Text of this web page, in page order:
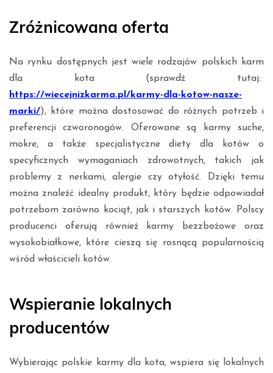
Zróżnicowana oferta
Na rynku dostępnych jest wiele rodzajów polskich karm
dla kota (sprawdź tutaj:
https://wiecejnizkarma.pl/karmy-dla-kotow-nasze-
marki/), które można dostosować do różnych potrzeb i
preferencji czworonogów. Oferowane są karmy suche,
mokre, a także specjalistyczne diety dla kotów o
specyficznych wymaganiach zdrowotnych, takich jak
problemy z nerkami, alergie czy otyłość. Dzięki temu
można znaleźć idealny produkt, który będzie odpowiadał
potrzebom zarówno kociąt, jak i starszych kotów. Polscy
producenci oferują również karmy bezzbożowe oraz
wysokobiałkowe, które cieszą się rosnącą popularnością
wśród właścicieli kotów.
Wspieranie lokalnych
producentów
Wybierając polskie karmy dla kota, wspiera się lokalnych